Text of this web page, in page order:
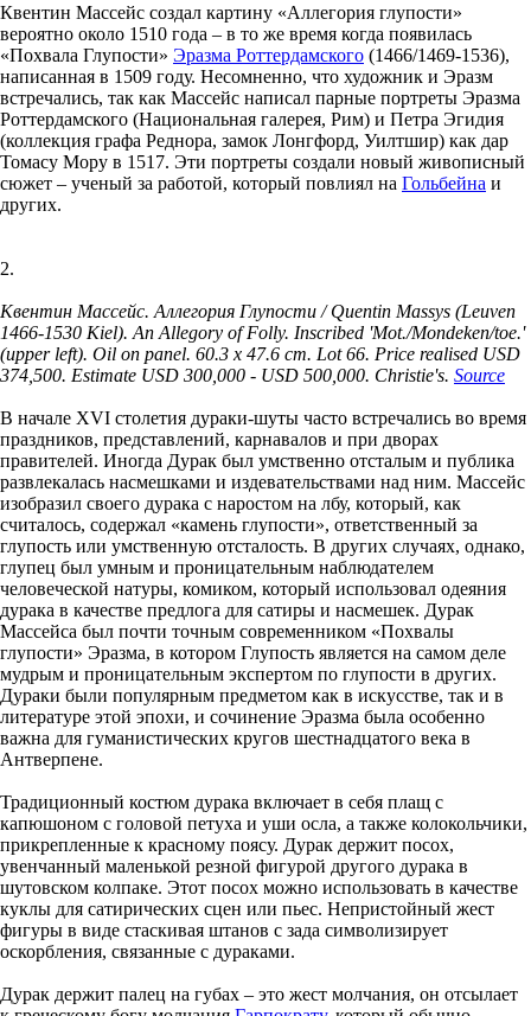
Квентин Массейс создал картину «Аллегория глупости»
вероятно около 1510 года – в то же время когда появилась
«Похвала Глупости» Эразма Роттердамского (1466/1469-1536),
написанная в 1509 году. Несомненно, что художник и Эразм
встречались, так как Массейс написал парные портреты Эразма
Роттердамского (Национальная галерея, Рим) и Петра Эгидия
(коллекция графа Реднора, замок Лонгфорд, Уилтшир) как дар
Томасу Мору в 1517. Эти портреты создали новый живописный
сюжет – ученый за работой, который повлиял на Гольбейна и
других.
2.
Квентин Массейс. Аллегория Глупости / Quentin Massys (Leuven
1466-1530 Kiel). An Allegory of Folly. Inscribed 'Mot./Mondeken/toe.'
(upper left). Oil on panel. 60.3 x 47.6 cm. Lot 66. Price realised USD
374,500. Estimate USD 300,000 - USD 500,000. Christie's. Source
В начале XVI столетия дураки-шуты часто встречались во время
праздников, представлений, карнавалов и при дворах
правителей. Иногда Дурак был умственно отсталым и публика
развлекалась насмешками и издевательствами над ним. Массейс
изобразил своего дурака с наростом на лбу, который, как
считалось, содержал «камень глупости», ответственный за
глупость или умственную отсталость. В других случаях, однако,
глупец был умным и проницательным наблюдателем
человеческой натуры, комиком, который использовал одеяния
дурака в качестве предлога для сатиры и насмешек. Дурак
Массейса был почти точным современником «Похвалы
глупости» Эразма, в котором Глупость является на самом деле
мудрым и проницательным экспертом по глупости в других.
Дураки были популярным предметом как в искусстве, так и в
литературе этой эпохи, и сочинение Эразма была особенно
важна для гуманистических кругов шестнадцатого века в
Антверпене.
Традиционный костюм дурака включает в себя плащ с
капюшоном с головой петуха и уши осла, а также колокольчики,
прикрепленные к красному поясу. Дурак держит посох,
увенчанный маленькой резной фигурой другого дурака в
шутовском колпаке. Этот посох можно использовать в качестве
куклы для сатирических сцен или пьес. Непристойный жест
фигуры в виде стаскивая штанов с зада символизирует
оскорбления, связанные с дураками.
Дурак держит палец на губах – это жест молчания, он отсылает